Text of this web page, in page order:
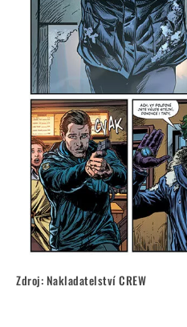
Zdroj: Nakladatelství CREW